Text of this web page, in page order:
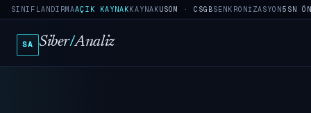
SINIFLANDIRMAAÇIK KAYNAKKAYNAKUSOM · CSGBSENKRONIZASYON5SN
SA Siber/Analiz